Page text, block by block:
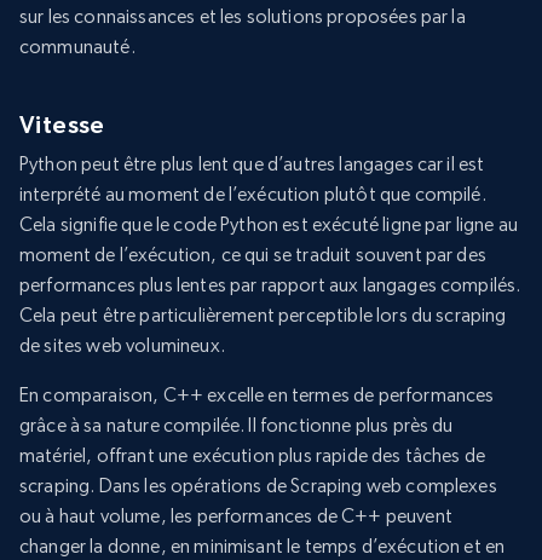
sur les connaissances et les solutions proposées par la
communauté.
Vitesse
Python peut être plus lent que d’autres langages car il est
interprété au moment de l’exécution plutôt que compilé.
Cela signifie que le code Python est exécuté ligne par ligne au
moment de l’exécution, ce qui se traduit souvent par des
performances plus lentes par rapport aux langages compilés.
Cela peut être particulièrement perceptible lors du scraping
de sites web volumineux.
En comparaison, C++ excelle en termes de performances
grâce à sa nature compilée. Il fonctionne plus près du
matériel, offrant une exécution plus rapide des tâches de
scraping. Dans les opérations de Scraping web complexes
ou à haut volume, les performances de C++ peuvent
changer la donne, en minimisant le temps d’exécution et en